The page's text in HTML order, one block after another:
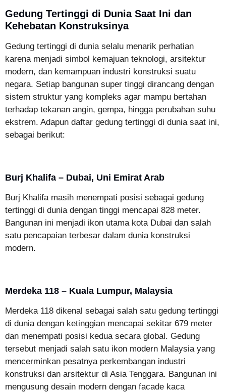
Gedung Tertinggi di Dunia Saat Ini dan
Kehebatan Konstruksinya
Gedung tertinggi di dunia selalu menarik perhatian
karena menjadi simbol kemajuan teknologi, arsitektur
modern, dan kemampuan industri konstruksi suatu
negara. Setiap bangunan super tinggi dirancang dengan
sistem struktur yang kompleks agar mampu bertahan
terhadap tekanan angin, gempa, hingga perubahan suhu
ekstrem. Adapun daftar gedung tertinggi di dunia saat ini,
sebagai berikut:
Burj Khalifa – Dubai, Uni Emirat Arab
Burj Khalifa masih menempati posisi sebagai gedung
tertinggi di dunia dengan tinggi mencapai 828 meter.
Bangunan ini menjadi ikon utama kota Dubai dan salah
satu pencapaian terbesar dalam dunia konstruksi
modern.
Merdeka 118 – Kuala Lumpur, Malaysia
Merdeka 118 dikenal sebagai salah satu gedung tertinggi
di dunia dengan ketinggian mencapai sekitar 679 meter
dan menempati posisi kedua secara global. Gedung
tersebut menjadi salah satu ikon modern Malaysia yang
mencerminkan pesatnya perkembangan industri
konstruksi dan arsitektur di Asia Tenggara. Bangunan ini
mengusung desain modern dengan facade kaca